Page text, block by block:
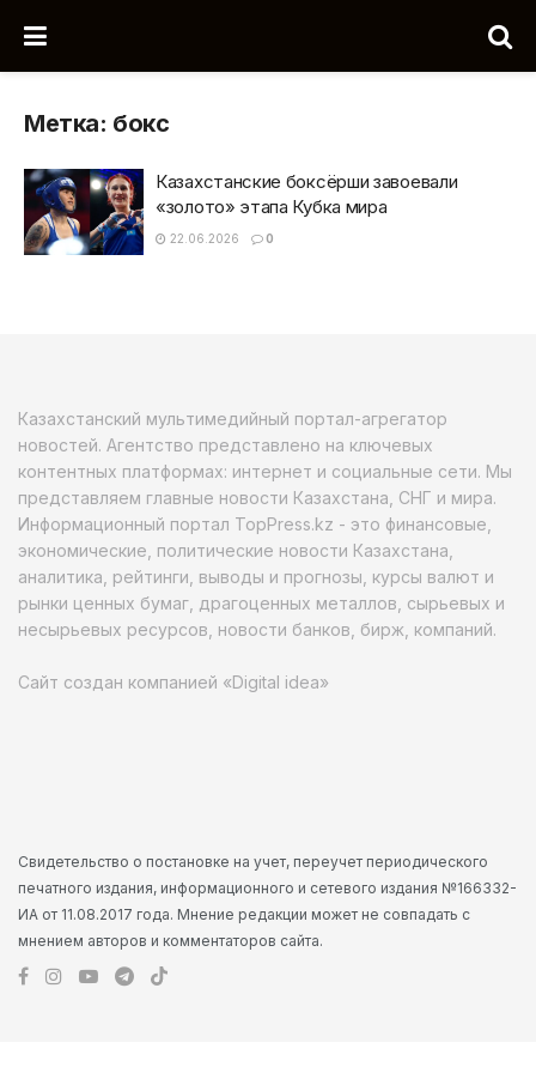
Метка: бокс
Казахстанские боксёрши завоевали
«золото» этапа Кубка мира
22.06.2026 0
Казахстанский мультимедийный портал-агрегатор
новостей. Агентство представлено на ключевых
контентных платформах: интернет и социальные сети. Мы
представляем главные новости Казахстана, СНГ и мира.
Информационный портал TopPress.kz - это финансовые,
экономические, политические новости Казахстана,
аналитика, рейтинги, выводы и прогнозы, курсы валют и
рынки ценных бумаг, драгоценных металлов, сырьевых и
несырьевых ресурсов, новости банков, бирж, компаний.
Сайт создан компанией «Digital idea»
Свидетельство о постановке на учет, переучет периодического
печатного издания, информационного и сетевого издания №166332-
ИА от 11.08.2017 года. Мнение редакции может не совпадать с
мнением авторов и комментаторов сайта.